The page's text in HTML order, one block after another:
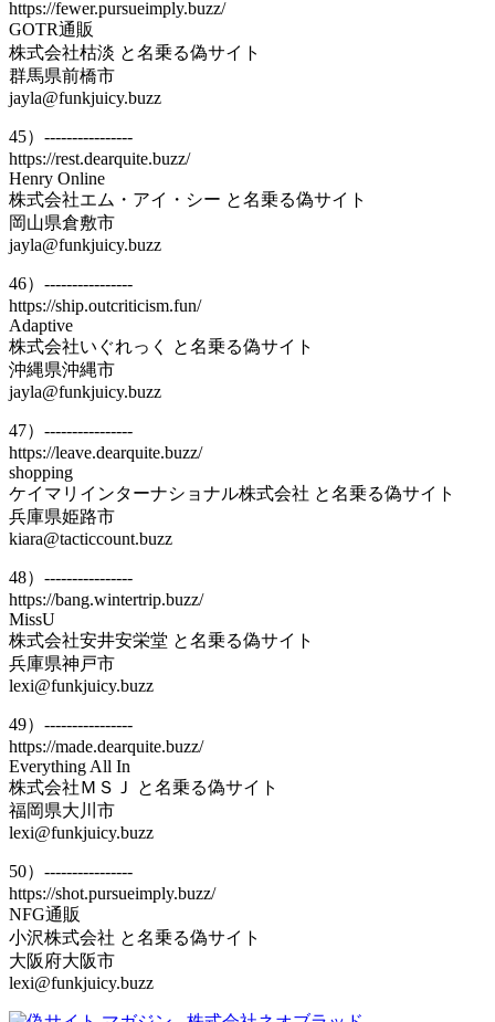
https://fewer.pursueimply.buzz/
GOTR通販
株式会社枯淡 と名乗る偽サイト
群馬県前橋市
jayla@funkjuicy.buzz
45）----------------
https://rest.dearquite.buzz/
Henry Online
株式会社エム・アイ・シー と名乗る偽サイト
岡山県倉敷市
jayla@funkjuicy.buzz
46）----------------
https://ship.outcriticism.fun/
Adaptive
株式会社いぐれっく と名乗る偽サイト
沖縄県沖縄市
jayla@funkjuicy.buzz
47）----------------
https://leave.dearquite.buzz/
shopping
ケイマリインターナショナル株式会社 と名乗る偽サイト
兵庫県姫路市
kiara@tacticcount.buzz
48）----------------
https://bang.wintertrip.buzz/
MissU
株式会社安井安栄堂 と名乗る偽サイト
兵庫県神戸市
lexi@funkjuicy.buzz
49）----------------
https://made.dearquite.buzz/
Everything All In
株式会社ＭＳＪ と名乗る偽サイト
福岡県大川市
lexi@funkjuicy.buzz
50）----------------
https://shot.pursueimply.buzz/
NFG通販
小沢株式会社 と名乗る偽サイト
大阪府大阪市
lexi@funkjuicy.buzz